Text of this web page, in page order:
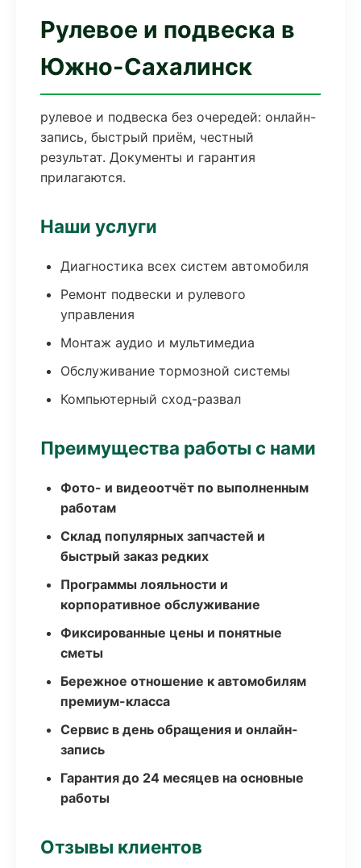
Рулевое и подвеска в
Южно-Сахалинск
рулевое и подвеска без очередей: онлайн-
запись, быстрый приём, честный
результат. Документы и гарантия
прилагаются.
Наши услуги
Диагностика всех систем автомобиля
Ремонт подвески и рулевого
управления
Монтаж аудио и мультимедиа
Обслуживание тормозной системы
Компьютерный сход-развал
Преимущества работы с нами
Фото- и видеоотчёт по выполненным
работам
Склад популярных запчастей и
быстрый заказ редких
Программы лояльности и
корпоративное обслуживание
Фиксированные цены и понятные
сметы
Бережное отношение к автомобилям
премиум-класса
Сервис в день обращения и онлайн-
запись
Гарантия до 24 месяцев на основные
работы
Отзывы клиентов